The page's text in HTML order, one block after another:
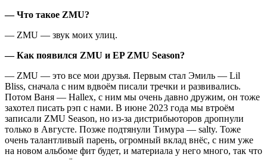
— Что такое ZMU?
— ZMU — звук моих улиц.
— Как появился ZMU и EP ZMU Season?
— ZMU — это все мои друзья. Первым стал Эмиль — Lil
Bliss, сначала с ним вдвоём писали тречки и развивались.
Потом Ваня — Hallex, с ним мы очень давно дружим, он тоже
захотел писать рэп с нами. В июне 2023 года мы втроём
записали ZMU Season, но из-за дистрибьюторов дропнули
только в Августе. Позже подтянули Тимура — salty. Тоже
очень талантливый парень, огромный вклад внёс, с ним уже
на новом альбоме фит будет, и материала у него много, так что